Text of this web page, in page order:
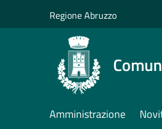
Regione Abruzzo
Amministrazione